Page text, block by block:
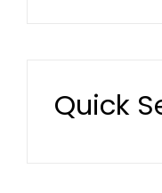
Quick